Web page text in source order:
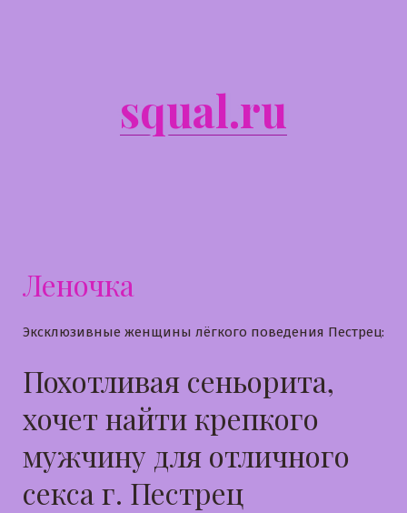
squal.ru
Леночка
Эксклюзивные женщины лёгкого поведения Пестрец:
Похотливая сеньорита,
хочет найти крепкого
мужчину для отличного
секса г. Пестрец